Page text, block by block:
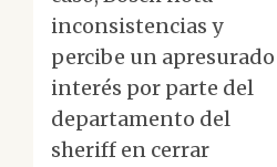
inconsistencias y
percibe un apresurado
interés por parte del
departamento del
sheriff en cerrar